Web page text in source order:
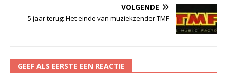
VOLGENDE
5 jaar terug: Het einde van muziekzender TMF
GEEF ALS EERSTE EEN REACTIE